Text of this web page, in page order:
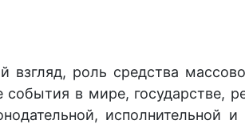
взгляд, роль средства
в мире, государстве,
исполнительной